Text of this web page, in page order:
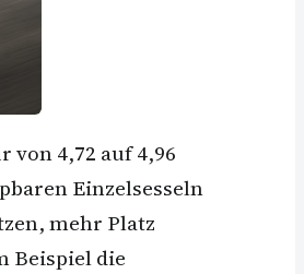
4,72 auf 4,96
Einzelsesseln
mehr Platz
Beispiel die